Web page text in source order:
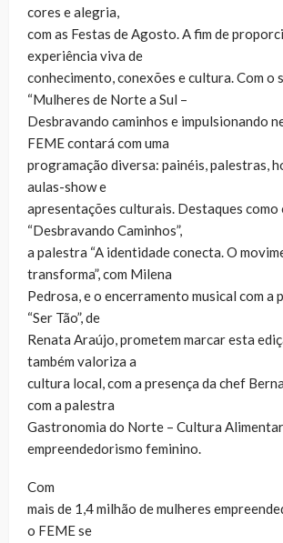
cores e alegria,
com as Festas de Agosto. A fim de
experiência viva de
conhecimento, conexões e cultura. Com o
“Mulheres de Norte a Sul –
Desbravando caminhos e impulsionando
FEME contará com uma
programação diversa: painéis, palestras,
aulas-show e
apresentações culturais. Destaques como
“Desbravando Caminhos”,
a palestra “A identidade conecta. O
transforma”, com Milena
Pedrosa, e o encerramento musical com a
“Ser Tão”, de
Renata Araújo, prometem marcar esta
também valoriza a
cultura local, com a presença da chef
com a palestra
Gastronomia do Norte – Cultura
empreendedorismo feminino.
Com
mais de 1,4 milhão de mulheres
o FEME se